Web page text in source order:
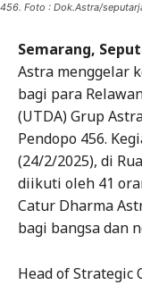
456. Foto : Dok.Astra/
Semarang,
Astra menggelar
bagi para
(UTDA) Grup
Pendopo 456.
(24/2/2025), di
diikuti oleh 41
Catur Dharma
bagi bangsa dan
Head of Strategic